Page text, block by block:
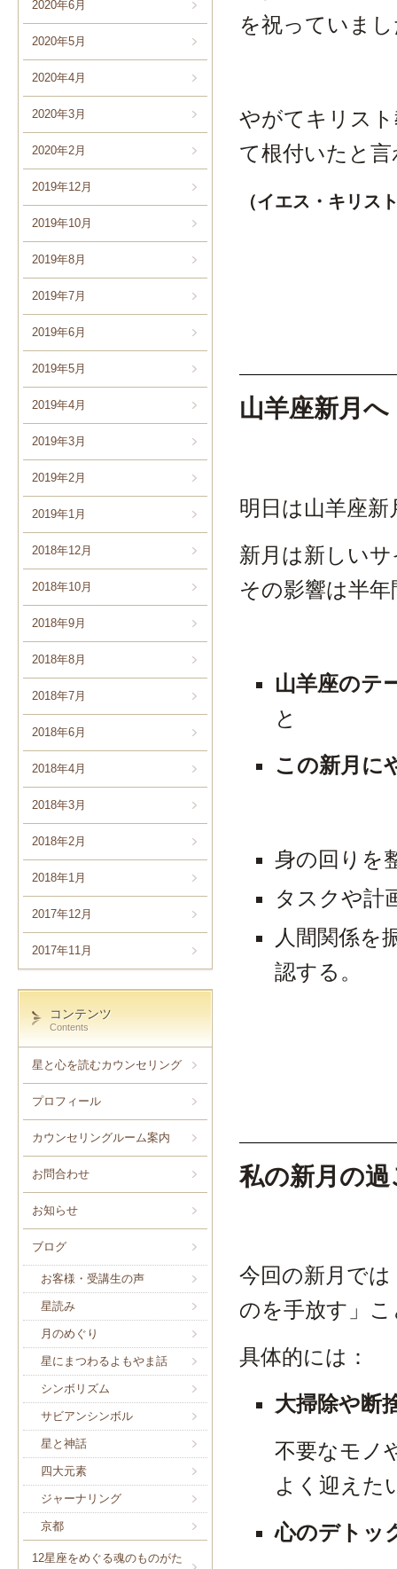
2020年6月
2020年5月
2020年4月
2020年3月
2020年2月
2019年12月
2019年10月
2019年8月
2019年7月
2019年6月
2019年5月
2019年4月
2019年3月
2019年2月
2019年1月
2018年12月
2018年10月
2018年9月
2018年8月
2018年7月
2018年6月
2018年4月
2018年3月
2018年2月
2018年1月
2017年12月
2017年11月
コンテンツ
Contents
星と心を読むカウンセリング
プロフィール
カウンセリングルーム案内
お問合わせ
お知らせ
ブログ
お客様・受講生の声
星読み
月のめぐり
星にまつわるよもやま話
シンボリズム
サビアンシンボル
星と神話
四大元素
ジャーナリング
京都
12星座をめぐる魂のものがた
を祝っていま
やがてキリス
て根付いたと
（イエス・キリス
山羊座新月
明日は山羊座
新月は新しい
その影響は半
山羊座のテ
と
この新月に
身の回りを
タスクや計
人間関係を
認する。
私の新月の過
今回の新月で
のを手放す」
具体的には：
大掃除や断
不要なモノ
よく迎えた
心のデトッ